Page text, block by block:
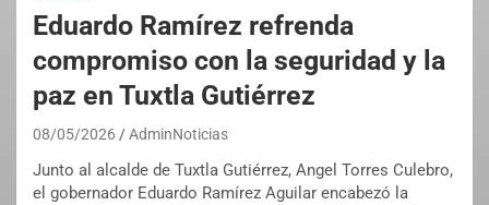
Eduardo Ramírez refrenda
compromiso con la seguridad y la
paz en Tuxtla Gutiérrez
08/05/2026 AdminNoticias
Junto al alcalde de Tuxtla Gutiérrez, Angel Torres Culebro,
el gobernador Eduardo Ramírez Aguilar encabezó la